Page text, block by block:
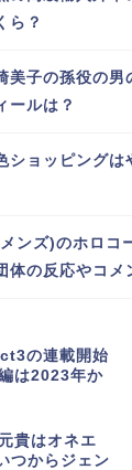
ら？
美子の孫役の男
ールは？
ショッピングは
ンズ)のホロコ
体の反応やコメ
の連載開始
は2023年か
貴はオネエ
つからジェン